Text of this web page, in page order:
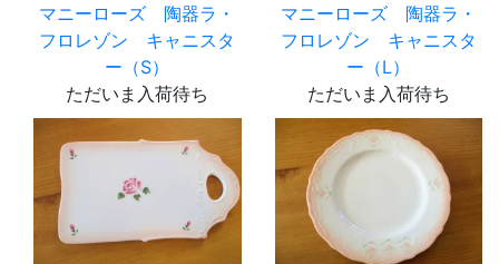
マニーローズ 陶器ラ・
フロレゾン キャニスタ
ー（S）
ただいま入荷待ち
マニーローズ 陶器ラ・
フロレゾン キャニスタ
ー（L）
ただいま入荷待ち